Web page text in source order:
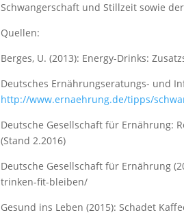
Schwangerschaft und Stillzeit sowie
Quellen:
Berges, U. (2013): Energy-Drinks:
Deutsches Ernährungseratungs- und
http://www.ernaehrung.de/tipps/
Deutsche Gesellschaft für Ernährung:
(Stand 2.2016)
Deutsche Gesellschaft für Ernährung
trinken-fit-bleiben/
Gesund ins Leben (2015): Schadet